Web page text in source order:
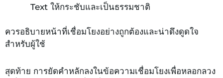
Text ให้กระชับและเป็นธรรมชาติ
ควรอธิบายหน้าที่เชื่อมโยงอย่างถูกต้องและน่าดึงดูดใจ
สำหรับผู้ใช้
สุดท้าย การยัดคำหลักลงในข้อความเชื่อมโยงเพื่อหลอกลวง